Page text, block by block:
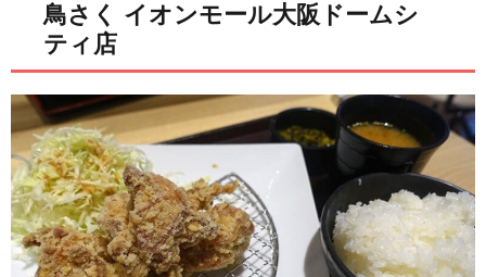
鳥さく イオンモール大阪ドームシ
ティ店